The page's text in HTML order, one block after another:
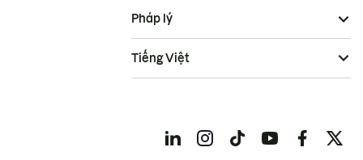
Pháp lý
Tiếng Việt